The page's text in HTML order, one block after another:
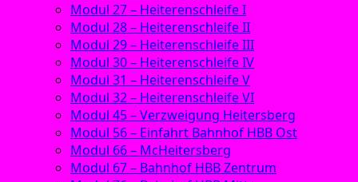
Modul 27 – Heiterenschleife I
Modul 28 – Heiterenschleife II
Modul 29 – Heiterenschleife III
Modul 30 – Heiterenschleife IV
Modul 31 – Heiterenschleife V
Modul 32 – Heiterenschleife VI
Modul 45 – Verzweigung Heitersberg
Modul 56 – Einfahrt Bahnhof HBB Ost
Modul 66 – McHeitersberg
Modul 67 – Bahnhof HBB Zentrum